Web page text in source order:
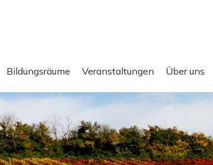
Bildungsräume Veranstaltungen Über uns